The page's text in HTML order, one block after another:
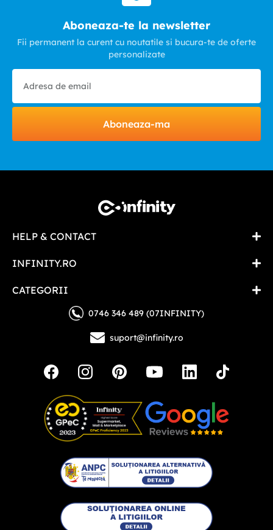
Aboneaza-te la newsletter
Fii permanent la curent cu noutatile si bucura-te de oferte
personalizate
Aboneaza-ma
HELP & CONTACT
INFINITY.RO
CATEGORII
0746 346 489 (07INFINITY)
suport@infinity.ro